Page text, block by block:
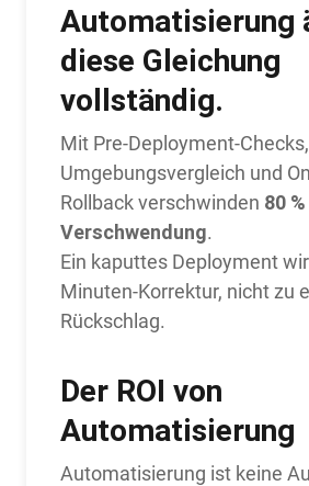
Automatisierung
diese Gleichung
vollständig.
Mit Pre-Deployment-Checks,
Umgebungsvergleich und
Rollback verschwinden 80
Verschwendung.
Ein kaputtes Deployment
Minuten-Korrektur, nicht zu
Rückschlag.
Der ROI von
Automatisierung
Automatisierung ist keine